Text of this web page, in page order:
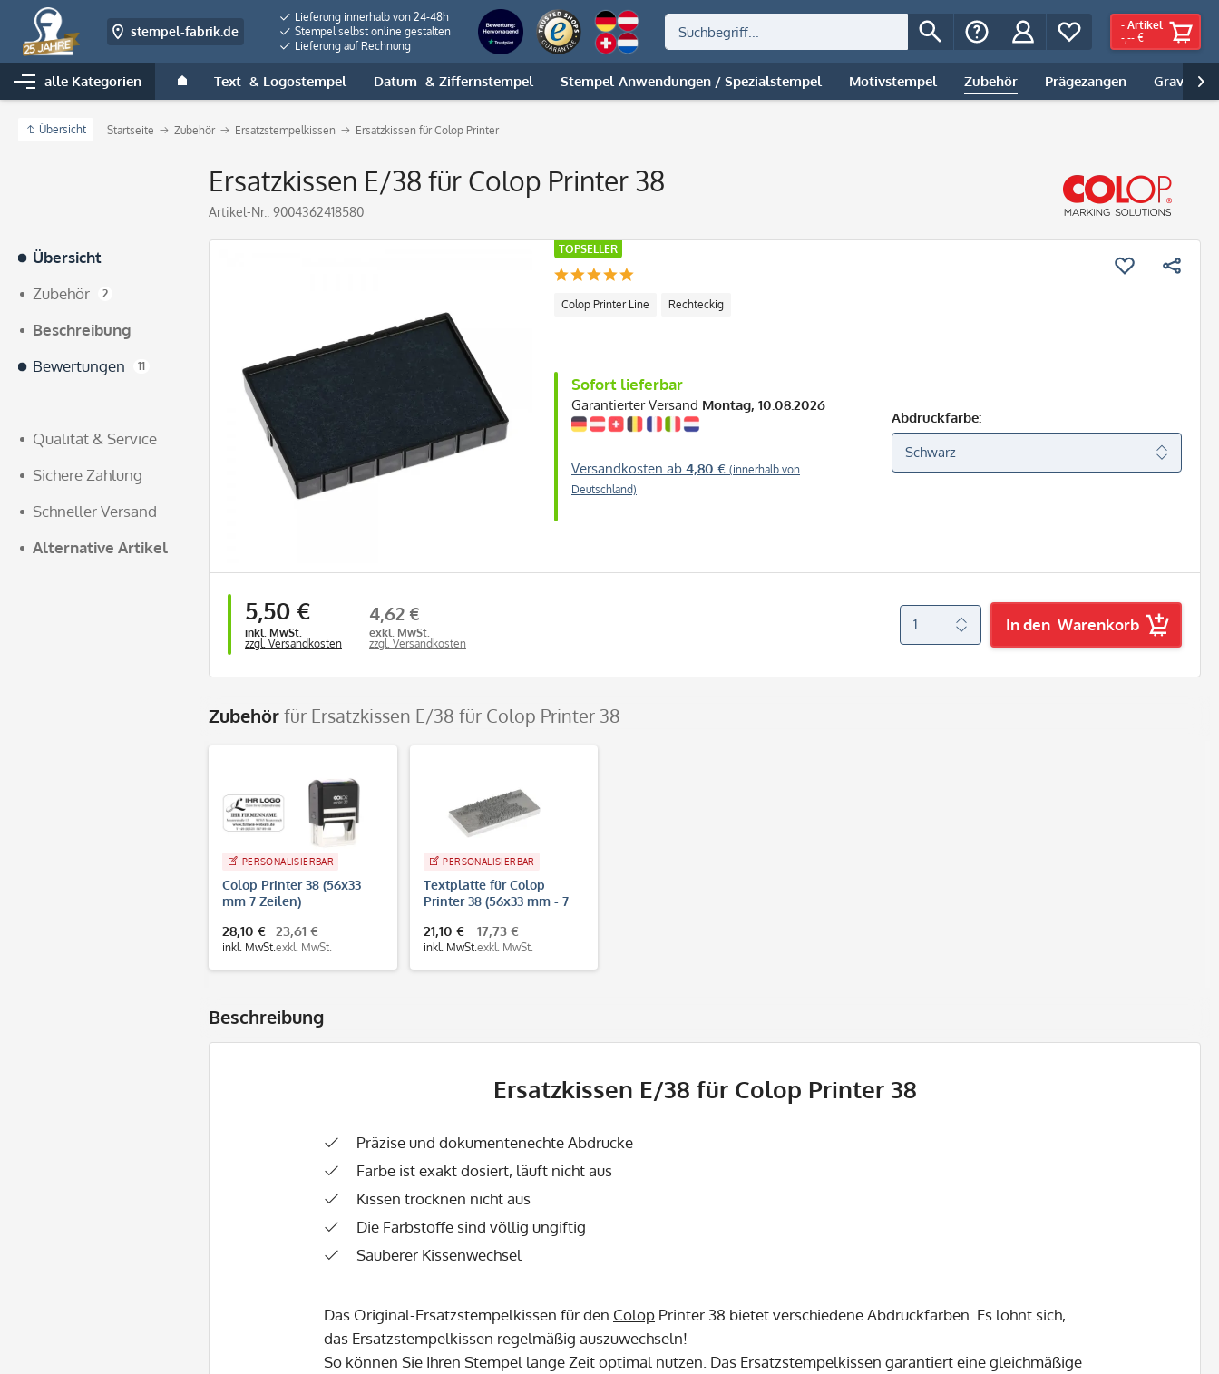
stempel-fabrik.de
Lieferung innerhalb von 24-48h
Stempel selbst online gestalten
Lieferung auf Rechnung
- Artikel
-,-- €
alle Kategorien Text- & Logostempel Datum- & Ziffernstempel Stempel-Anwendungen / Spezialstempel Motivstempel Zubehör Prägezangen Gravur |

Übersicht Startseite Zubehör Ersatzstempelkissen Ersatzkissen für Colop Printer
Ersatzkissen E/38 für Colop Printer 38
Artikel-Nr.: 9004362418580
Übersicht
Zubehör
2
Beschreibung
Bewertungen
11
—
Qualität & Service
Sichere Zahlung
Schneller Versand
Alternative Artikel
TOPSELLER
Colop Printer Line Rechteckig
Sofort lieferbar
Garantierter Versand Montag, 10.08.2026
Versandkosten ab 4,80 € (innerhalb von
Deutschland)
Abdruckfarbe:
5,50 €
inkl. MwSt.
zzgl. Versandkosten
4,62 €
exkl. MwSt.
zzgl. Versandkosten
In den Warenkorb
Zubehörfür Ersatzkissen E/38 für Colop Printer 38
PERSONALISIERBAR
Colop Printer 38 (56x33
mm 7 Zeilen)
28,10 €
inkl. MwSt.
23,61 €
exkl. MwSt.
PERSONALISIERBAR
Textplatte für Colop
Printer 38 (56x33 mm - 7
21,10 €
inkl. MwSt.
17,73 €
exkl. MwSt.
Beschreibung
Ersatzkissen E/38 für Colop Printer 38
Präzise und dokumentenechte Abdrucke
Farbe ist exakt dosiert, läuft nicht aus
Kissen trocknen nicht aus
Die Farbstoffe sind völlig ungiftig
Sauberer Kissenwechsel
Das Original-Ersatzstempelkissen für den Colop Printer 38 bietet verschiedene Abdruckfarben. Es lohnt sich,
das Ersatzstempelkissen regelmäßig auszuwechseln!
So können Sie Ihren Stempel lange Zeit optimal nutzen. Das Ersatzstempelkissen garantiert eine gleichmäßige